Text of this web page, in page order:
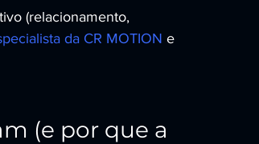
(relacionamento,
da CR MOTION e
(e por que a